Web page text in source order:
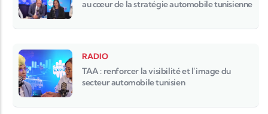
au cœur de la stratégie automobile tunisienne
RADIO
TAA : renforcer la visibilité et l’image du
secteur automobile tunisien